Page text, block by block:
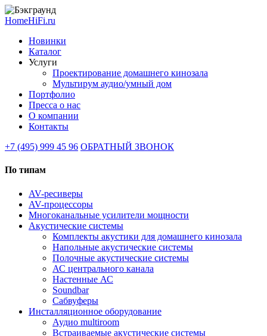
HomeHiFi.ru
Новинки
Каталог
Услуги
Проектирование домашнего кинозала
Мультирум аудио/умный дом
Портфолио
Пресса о нас
О компании
Контакты
+7 (495) 999 45 96 ОБРАТНЫЙ ЗВОНОК
По типам
AV-ресиверы
AV-процессоры
Многоканальные усилители мощности
Акустические системы
Комплекты акустики для домашнего кинозала
Напольные акустические системы
Полочные акустические системы
АС центрального канала
Настенные АС
Soundbar
Сабвуферы
Инсталляционное оборудование
Аудио multiroom
Встраиваемые акустические системы